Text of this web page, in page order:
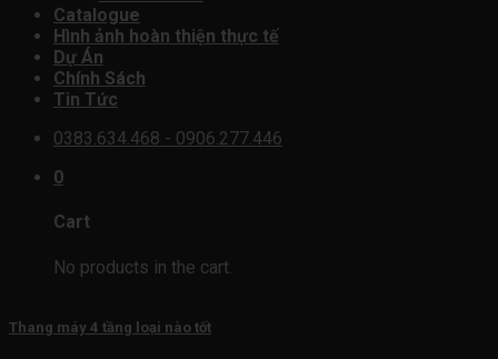
Catalogue
Hình ảnh hoàn thiện thực tế
Dự Án
Chính Sách
Tin Tức
0383.634.468 - 0906.277.446
0
Cart
No products in the cart.
Thang máy 4 tầng loại nào tốt